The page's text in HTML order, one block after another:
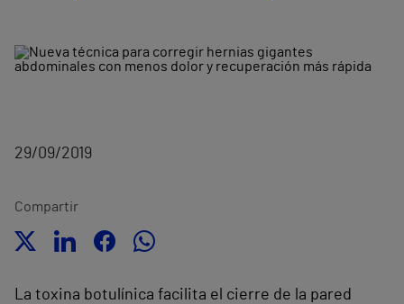
29/09/2019
Compartir
La toxina botulínica facilita el cierre de la pared